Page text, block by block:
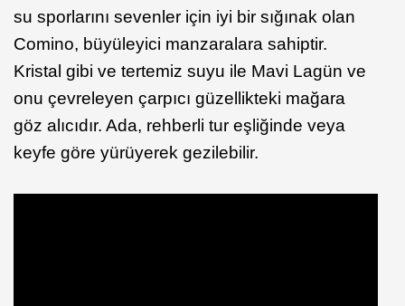
su sporlarını sevenler için iyi bir sığınak olan
Comino, büyüleyici manzaralara sahiptir.
Kristal gibi ve tertemiz suyu ile Mavi Lagün ve
onu çevreleyen çarpıcı güzellikteki mağara
göz alıcıdır. Ada, rehberli tur eşliğinde veya
keyfe göre yürüyerek gezilebilir.